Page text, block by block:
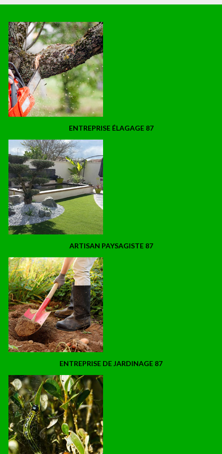
ENTREPRISE ÉLAGAGE 87
ARTISAN PAYSAGISTE 87
ENTREPRISE DE JARDINAGE 87